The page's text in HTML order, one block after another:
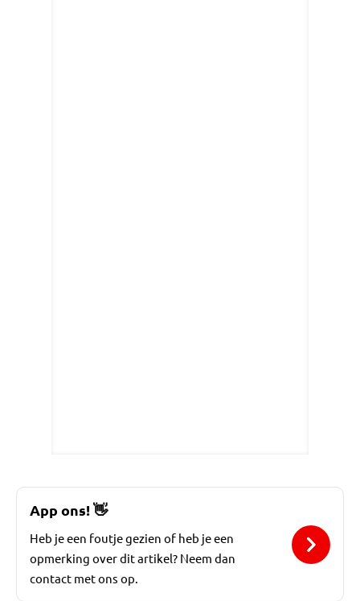
App ons!👋
Heb je een foutje gezien of heb je een
opmerking over dit artikel? Neem dan
contact met ons op.